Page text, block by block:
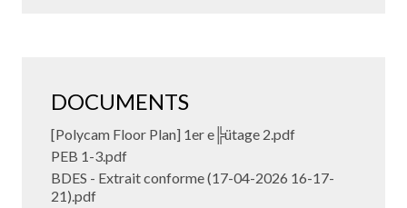
DOCUMENTS
[Polycam Floor Plan] 1er e╠ütage 2.pdf
PEB 1-3.pdf
BDES - Extrait conforme (17-04-2026 16-17-
21).pdf